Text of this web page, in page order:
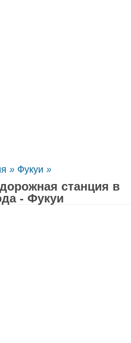
» Фукуи »
станция в
- Фукуи